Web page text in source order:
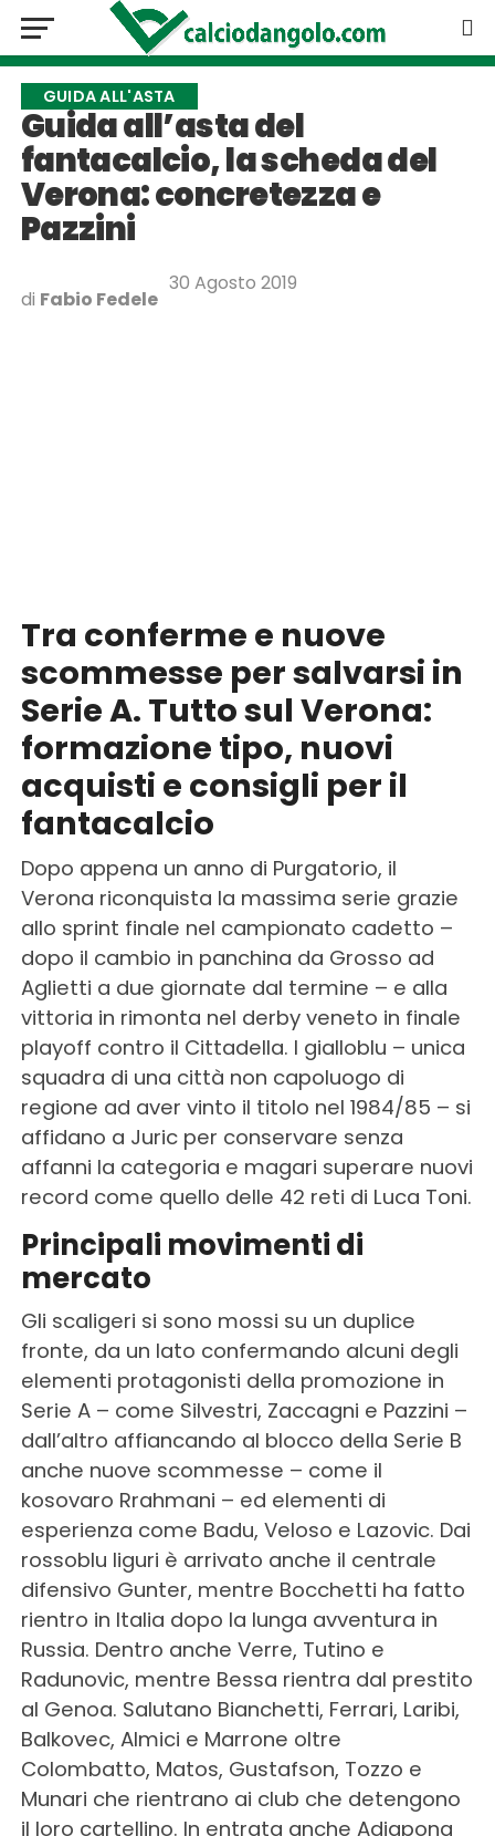
GUIDA ALL'ASTA
Guida all’asta del
fantacalcio, la scheda del
Verona: concretezza e
Pazzini
di Fabio Fedele
30 Agosto 2019
Tra conferme e nuove
scommesse per salvarsi in
Serie A. Tutto sul Verona:
formazione tipo, nuovi
acquisti e consigli per il
fantacalcio
Dopo appena un anno di Purgatorio, il
Verona riconquista la massima serie grazie
allo sprint finale nel campionato cadetto –
dopo il cambio in panchina da Grosso ad
Aglietti a due giornate dal termine – e alla
vittoria in rimonta nel derby veneto in finale
playoff contro il Cittadella. I gialloblu – unica
squadra di una città non capoluogo di
regione ad aver vinto il titolo nel 1984/85 – si
affidano a Juric per conservare senza
affanni la categoria e magari superare nuovi
record come quello delle 42 reti di Luca Toni.
Principali movimenti di
mercato
Gli scaligeri si sono mossi su un duplice
fronte, da un lato confermando alcuni degli
elementi protagonisti della promozione in
Serie A – come Silvestri, Zaccagni e Pazzini –
dall’altro affiancando al blocco della Serie B
anche nuove scommesse – come il
kosovaro Rrahmani – ed elementi di
esperienza come Badu, Veloso e Lazovic. Dai
rossoblu liguri è arrivato anche il centrale
difensivo Gunter, mentre Bocchetti ha fatto
rientro in Italia dopo la lunga avventura in
Russia. Dentro anche Verre, Tutino e
Radunovic, mentre Bessa rientra dal prestito
al Genoa. Salutano Bianchetti, Ferrari, Laribi,
Balkovec, Almici e Marrone oltre
Colombatto, Matos, Gustafson, Tozzo e
Munari che rientrano ai club che detengono
il loro cartellino. In entrata anche Adjapong